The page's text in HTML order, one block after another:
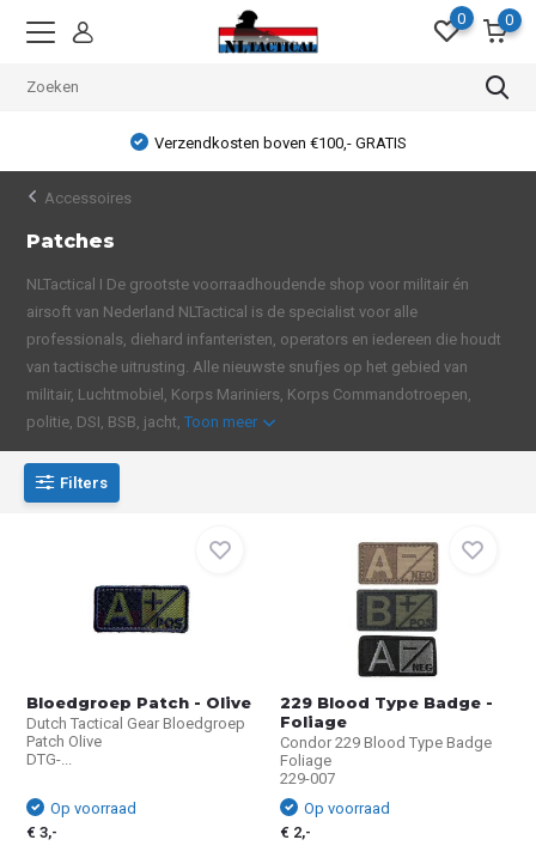
0 0
Verzendkosten boven €100,- GRATIS
Accessoires
Patches
NLTactical I De grootste voorraadhoudende shop voor militair én
airsoft van Nederland NLTactical is de specialist voor alle
professionals, diehard infanteristen, operators en iedereen die houdt
van tactische uitrusting. Alle nieuwste snufjes op het gebied van
militair, Luchtmobiel, Korps Mariniers, Korps Commandotroepen,
politie, DSI, BSB, jacht,Toon meer
Filters
Bloedgroep Patch - Olive
Dutch Tactical Gear Bloedgroep
Patch Olive
DTG-...
Op voorraad
€ 3,-
229 Blood Type Badge -
Foliage
Condor 229 Blood Type Badge
Foliage
229-007
Op voorraad
€ 2,-